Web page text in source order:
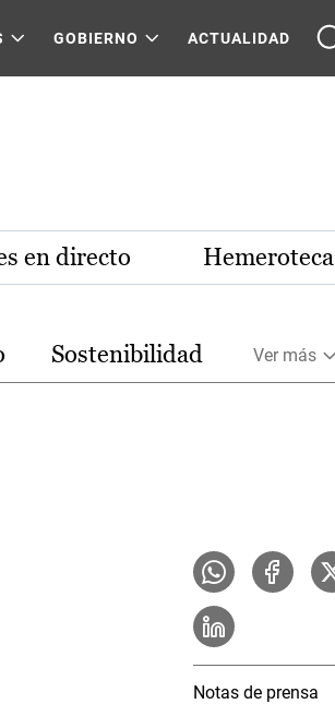
GOBIERNO ACTUALIDAD
en directo Hemeroteca
Sostenibilidad Ver más
Notas de prensa